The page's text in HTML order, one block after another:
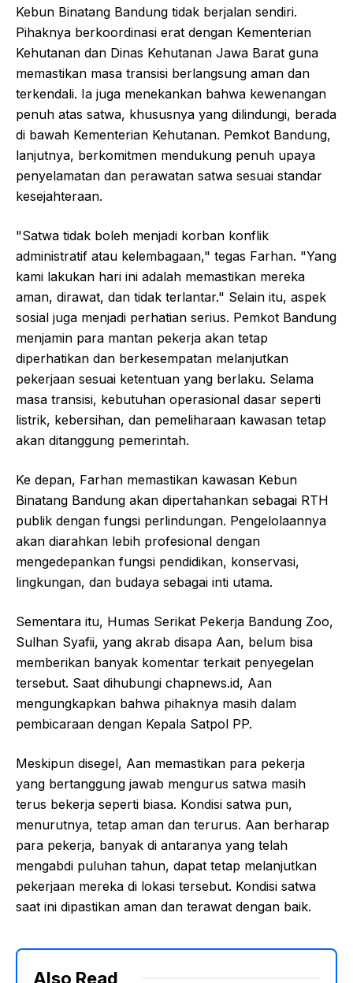
Kebun Binatang Bandung tidak berjalan sendiri.
Pihaknya berkoordinasi erat dengan Kementerian
Kehutanan dan Dinas Kehutanan Jawa Barat guna
memastikan masa transisi berlangsung aman dan
terkendali. Ia juga menekankan bahwa kewenangan
penuh atas satwa, khususnya yang dilindungi, berada
di bawah Kementerian Kehutanan. Pemkot Bandung,
lanjutnya, berkomitmen mendukung penuh upaya
penyelamatan dan perawatan satwa sesuai standar
kesejahteraan.
"Satwa tidak boleh menjadi korban konflik
administratif atau kelembagaan," tegas Farhan. "Yang
kami lakukan hari ini adalah memastikan mereka
aman, dirawat, dan tidak terlantar." Selain itu, aspek
sosial juga menjadi perhatian serius. Pemkot Bandung
menjamin para mantan pekerja akan tetap
diperhatikan dan berkesempatan melanjutkan
pekerjaan sesuai ketentuan yang berlaku. Selama
masa transisi, kebutuhan operasional dasar seperti
listrik, kebersihan, dan pemeliharaan kawasan tetap
akan ditanggung pemerintah.
Ke depan, Farhan memastikan kawasan Kebun
Binatang Bandung akan dipertahankan sebagai RTH
publik dengan fungsi perlindungan. Pengelolaannya
akan diarahkan lebih profesional dengan
mengedepankan fungsi pendidikan, konservasi,
lingkungan, dan budaya sebagai inti utama.
Sementara itu, Humas Serikat Pekerja Bandung Zoo,
Sulhan Syafii, yang akrab disapa Aan, belum bisa
memberikan banyak komentar terkait penyegelan
tersebut. Saat dihubungi chapnews.id, Aan
mengungkapkan bahwa pihaknya masih dalam
pembicaraan dengan Kepala Satpol PP.
Meskipun disegel, Aan memastikan para pekerja
yang bertanggung jawab mengurus satwa masih
terus bekerja seperti biasa. Kondisi satwa pun,
menurutnya, tetap aman dan terurus. Aan berharap
para pekerja, banyak di antaranya yang telah
mengabdi puluhan tahun, dapat tetap melanjutkan
pekerjaan mereka di lokasi tersebut. Kondisi satwa
saat ini dipastikan aman dan terawat dengan baik.
Also Read